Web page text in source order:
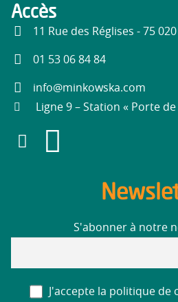
Accès
11 Rue des Réglises - 75
01 53 06 84 84
info@minkowska.com
Ligne 9 – Station « Porte
S'abonner à notre
J'accepte la politique de